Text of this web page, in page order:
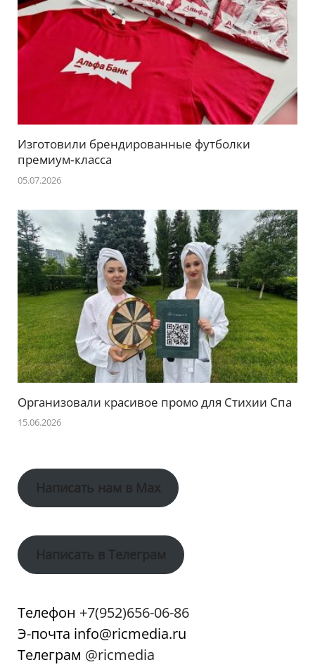
Изготовили брендированные футболки
премиум‑класса
05.07.2026
Организовали красивое промо для Стихии Спа
15.06.2026
Написать нам в Max
Написать в Телеграм
Телефон +7(952)656-06-86
Э-почта info@ricmedia.ru
Телеграм @ricmedia